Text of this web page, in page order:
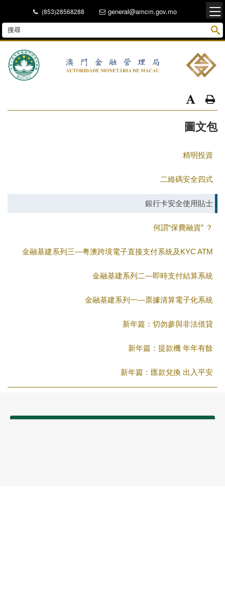
(853)28568288 general@amcm.gov.mo
圖文包
精明投資
二維碼安全四式
銀行卡安全使用貼士
何謂“保費融資” ？
金融基建系列三—粤澳跨境電子直接支付系統及KYC ATM
金融基建系列二—即時支付結算系統
金融基建系列一—票據清算電子化系統
新年篇：切勿參與非法借貸
新年篇：提款機 年年有餘
新年篇：匯款兌換 出入平安